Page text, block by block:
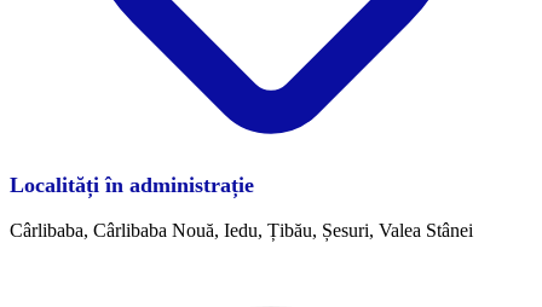
Localități în administrație
Cârlibaba, Cârlibaba Nouă, Iedu, Țibău, Șesuri, Valea Stânei